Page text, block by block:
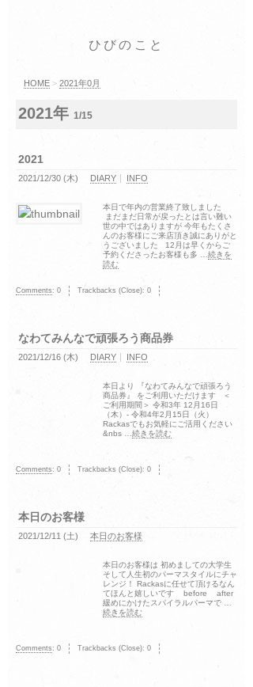
ひびのこと
HOME > 2021年0月
2021年 1/15
2021
2021/12/30 (木) DIARY INFO
本日で年内の営業終了致しました
まだまだ日常が戻ったとは言い難い
世の中ではありますが 今年もたくさ
んのお客様にご来店頂き誠にありがと
うございました 12月は早くからご
予約くださったお客様も多 … 続きを
読む
Comments: 0 Trackbacks (Close): 0
なわてみんなで頑張ろう商品券
2021/12/16 (木) DIARY INFO
本日より 『なわてみんなで頑張ろう
商品券』 をご利用いただけます ＜
ご利用期間＞ 令和3年 12月16日
（木）- 令和4年2月15日（火）
Rackasでもお気軽にご活用ください
&nbs … 続きを読む
Comments: 0 Trackbacks (Close): 0
本日のお客様
2021/12/11 (土) 本日のお客様
本日のお客様は 初めましての大学生
そして人生初のパーマスタイルにチャ
レンジ！ Rackasに任せて頂けるなん
てほんと嬉しいです before after
緩めにかけたスパイラルパーマで …
続きを読む
Comments: 0 Trackbacks (Close): 0